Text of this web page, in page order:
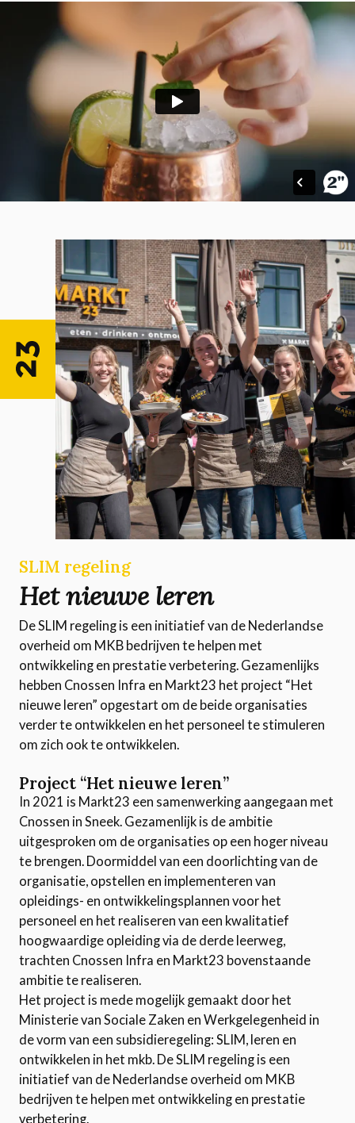
SLIM regeling
Het nieuwe leren
De SLIM regeling is een initiatief van de Nederlandse
overheid om MKB bedrijven te helpen met
ontwikkeling en prestatie verbetering. Gezamenlijks
hebben Cnossen Infra en Markt23 het project “Het
nieuwe leren” opgestart om de beide organisaties
verder te ontwikkelen en het personeel te stimuleren
om zich ook te ontwikkelen.
Project “Het nieuwe leren”
In 2021 is Markt23 een samenwerking aangegaan met
Cnossen in Sneek. Gezamenlijk is de ambitie
uitgesproken om de organisaties op een hoger niveau
te brengen. Doormiddel van een doorlichting van de
organisatie, opstellen en implementeren van
opleidings- en ontwikkelingsplannen voor het
personeel en het realiseren van een kwalitatief
hoogwaardige opleiding via de derde leerweg,
trachten Cnossen Infra en Markt23 bovenstaande
ambitie te realiseren.
Het project is mede mogelijk gemaakt door het
Ministerie van Sociale Zaken en Werkgelegenheid in
de vorm van een subsidieregeling: SLIM, leren en
ontwikkelen in het mkb. De SLIM regeling is een
initiatief van de Nederlandse overheid om MKB
bedrijven te helpen met ontwikkeling en prestatie
verbetering.